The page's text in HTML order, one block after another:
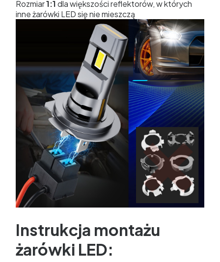
Rozmiar1:1dla większości reflektorów, w których
inne żarówki LED się nie mieszczą
Instrukcja montażu
żarówki LED: